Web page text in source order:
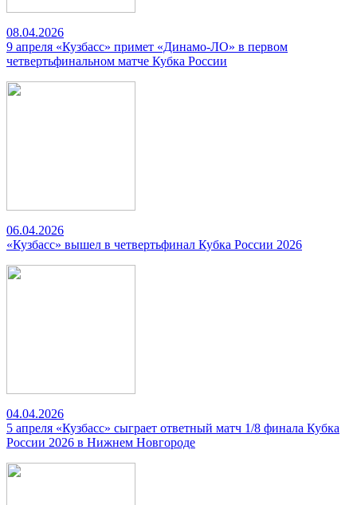
08.04.2026
9 апреля «Кузбасс» примет «Динамо-ЛО» в первом
четвертьфинальном матче Кубка России
06.04.2026
«Кузбасс» вышел в четвертьфинал Кубка России 2026
04.04.2026
5 апреля «Кузбасс» сыграет ответный матч 1/8 финала Кубка
России 2026 в Нижнем Новгороде